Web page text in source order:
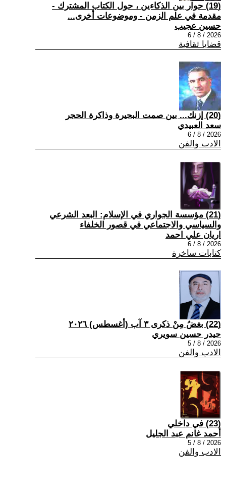
(19) حوار بين الذكاءين ، حول الكتاب المشترك -
مقدمة في علم الزمن - وموضوعات أخرى...
حسين عجيب
2026 / 8 / 6
قضايا ثقافية
(20) إزنك... بين صمت البحيرة وذاكرة الحجر
سعد العبيدي
2026 / 8 / 6
الادب والفن
(21) مؤسسة الجواري في الإسلام: البعد الشرعي
والسياسي والاجتماعي في قصور الخلفاء
اريان علي احمد
2026 / 8 / 6
كتابات ساخرة
(22) بغضُ مِنْ ذكرى ٣ آب (أغسطس) ٢٠٢٦
حيدر حسين سويري
2026 / 8 / 5
الادب والفن
(23) في داخلي
أحمد غانم عبد الجليل
2026 / 8 / 5
الادب والفن